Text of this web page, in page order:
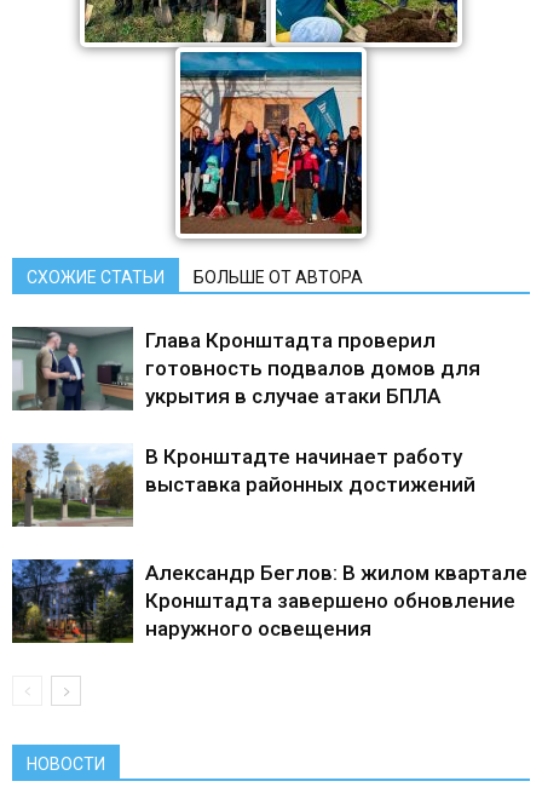
СХОЖИЕ СТАТЬИ БОЛЬШЕ ОТ АВТОРА
Глава Кронштадта проверил
готовность подвалов домов для
укрытия в случае атаки БПЛА
В Кронштадте начинает работу
выставка районных достижений
Александр Беглов: В жилом квартале
Кронштадта завершено обновление
наружного освещения
НОВОСТИ